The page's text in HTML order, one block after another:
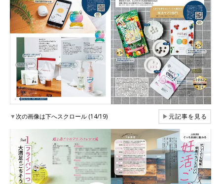
▼次の画像は下へスクロール (14/19) ▶元記事を見る